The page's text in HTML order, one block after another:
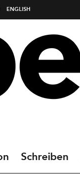
ENGLISH
Schreiben